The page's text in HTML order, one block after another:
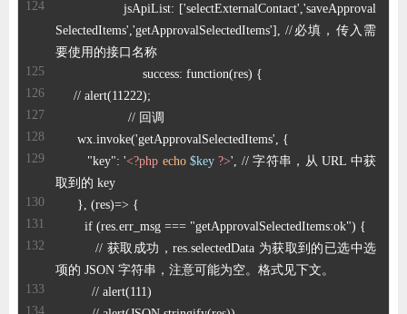
SelectedItems','getApprovalSelectedItems'], //必填，传入需
要使用的接口名称
        "key": '
<?php echo $key ?>', // 字符串，从 URL 中获
取到的 key
          // 获取成功，res.selectedData 为获取到的已选中选